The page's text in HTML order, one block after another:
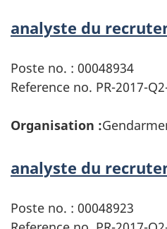
analyste du
Poste no. : 00048934
Reference no. PR-2017-
Organisation :
analyste du
Poste no. : 00048923